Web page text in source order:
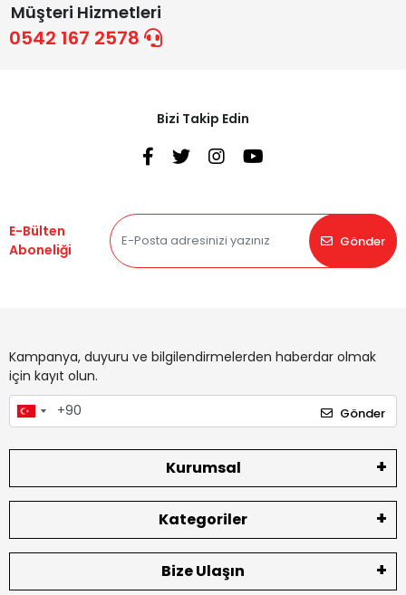
Müşteri Hizmetleri
0542 167 2578
Bizi Takip Edin
E-Bülten
Aboneliği
Gönder
Kampanya, duyuru ve bilgilendirmelerden haberdar olmak
için kayıt olun.
Gönder
Kurumsal
Kategoriler
Bize Ulaşın